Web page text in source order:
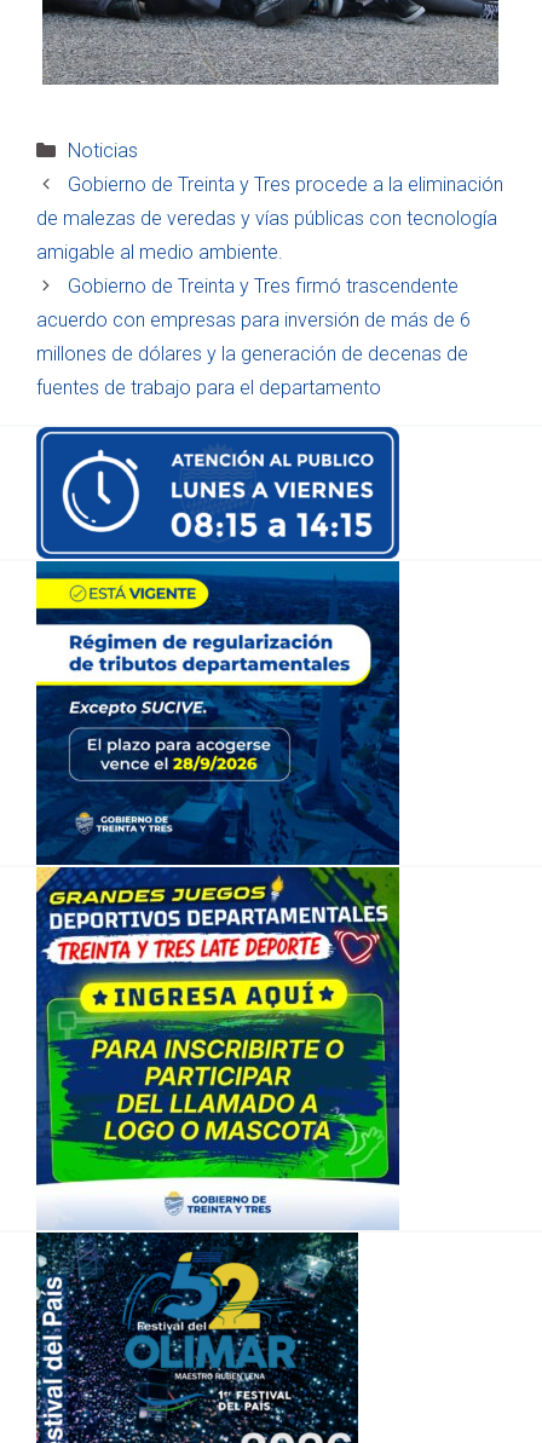
Categorías
Noticias
Gobierno de Treinta y Tres procede a la eliminación
de malezas de veredas y vías públicas con tecnología
amigable al medio ambiente.
Gobierno de Treinta y Tres firmó trascendente
acuerdo con empresas para inversión de más de 6
millones de dólares y la generación de decenas de
fuentes de trabajo para el departamento